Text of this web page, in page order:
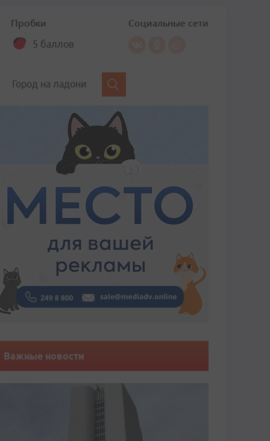
Пробки
5 баллов
Социальные сети
Город на ладони
Важные новости